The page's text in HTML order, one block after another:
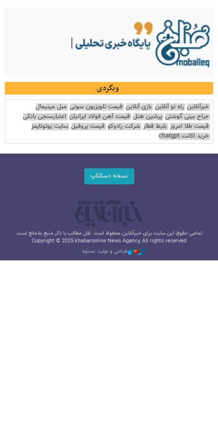
وبگردی
خبرآنلاین راه نو آنلاین بازی آنلاین قیمت تلویزیون سونی مبل مینیمال
جراح بینی گوشتی پرشین هتل قیمت آهن فولاد ایرانیان اعتبارسنجی بانکی
قیمت طلا امروز بلیط قطار شرکت رادوکو قیمت پروفیل سایت یوتوتایمز
خرید اکانت chatgpt
نسخه دسکتاپ
تمامی حقوق این سایت برای خبرآنلاین محفوظ است. نقل مطالب با ذکر منبع بلامانع است.
Copyright © 2025 khabaronline News Agancy, All rights reserved
طراحی و تولید: نستوه